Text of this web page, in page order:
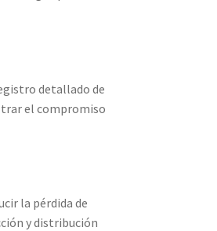
detallado de
el compromiso
la pérdida de
y distribución